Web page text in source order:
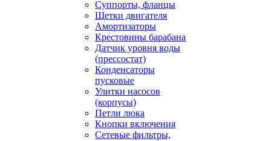
Суппорты, фланцы
Щетки двигателя
Амортизаторы
Крестовины барабана
Датчик уровня воды
(прессостат)
Конденсаторы
пусковые
Улитки насосов
(корпусы)
Петли люка
Кнопки включения
Сетевые фильтры,